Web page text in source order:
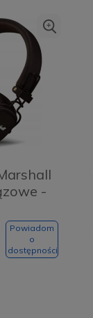
-
Powiadom
o
dostępności